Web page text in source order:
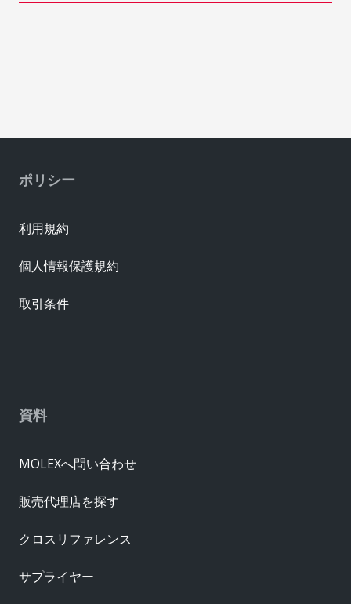
資料
MOLEXへ問い合わせ
販売代理店を探す
クロスリファレンス
サプライヤー
ポリシー
利用規約
個人情報保護規約
取引条件